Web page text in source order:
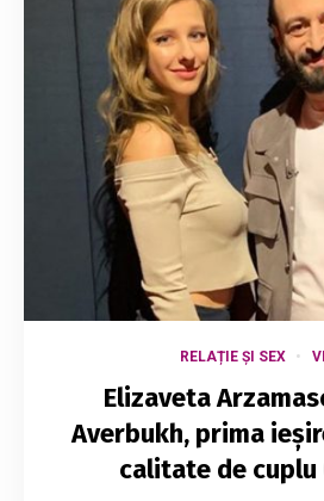
RELAȚIE ȘI SEX
Elizaveta
Averbukh, prima
calitate de cuplu